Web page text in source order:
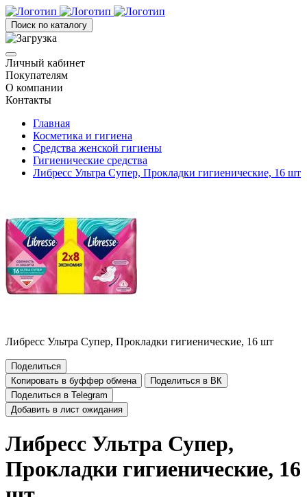
Поиск по каталогу
Личный кабинет
Покупателям
О компании
Контакты
Главная
Косметика и гигиена
Средства женской гигиены
Гигиенические средства
Либресс Ультра Супер, Прокладки гигиенические, 16 шт
Либресс Ультра Супер, Прокладки гигиенические, 16 шт
Поделиться
Копировать в буффер обмена
Поделиться в ВК
Поделиться в Telegram
Добавить в лист ожидания
Либресс Ультра Супер,
Прокладки гигиенические, 16